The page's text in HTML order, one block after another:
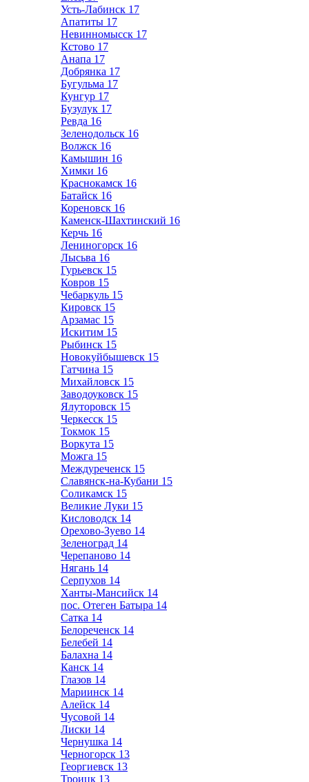
Усть-Лабинск 17
Апатиты 17
Невинномысск 17
Кстово 17
Анапа 17
Добрянка 17
Бугульма 17
Кунгур 17
Бузулук 17
Ревда 16
Зеленодольск 16
Волжск 16
Камышин 16
Химки 16
Краснокамск 16
Батайск 16
Кореновск 16
Каменск-Шахтинский 16
Керчь 16
Лениногорск 16
Лысьва 16
Гурьевск 15
Ковров 15
Чебаркуль 15
Кировск 15
Арзамас 15
Искитим 15
Рыбинск 15
Новокуйбышевск 15
Гатчина 15
Михайловск 15
Заводоуковск 15
Ялуторовск 15
Черкесск 15
Токмок 15
Воркута 15
Можга 15
Междуреченск 15
Славянск-на-Кубани 15
Соликамск 15
Великие Луки 15
Кисловодск 14
Орехово-Зуево 14
Зеленоград 14
Черепаново 14
Нягань 14
Серпухов 14
Ханты-Мансийск 14
пос. Отеген Батыра 14
Сатка 14
Белореченск 14
Белебей 14
Балахна 14
Канск 14
Глазов 14
Мариинск 14
Алейск 14
Чусовой 14
Лиски 14
Чернушка 14
Черногорск 13
Георгиевск 13
Троицк 13